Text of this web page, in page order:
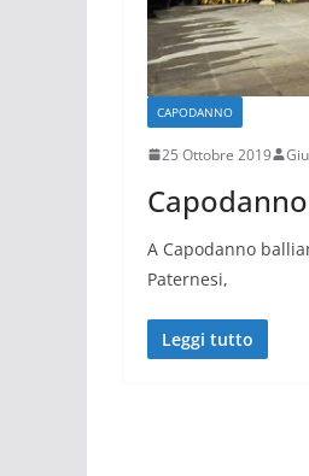
CAPODANNO
25 Ottobre 2019
A Capodanno
Paternesi,
Leggi tutto